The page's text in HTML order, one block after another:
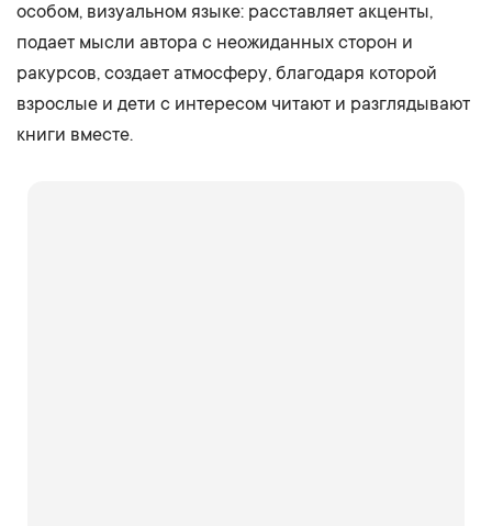
особом, визуальном языке: расставляет акценты,
подает мысли автора с неожиданных сторон и
ракурсов, создает атмосферу, благодаря которой
взрослые и дети с интересом читают и разглядывают
книги вместе.